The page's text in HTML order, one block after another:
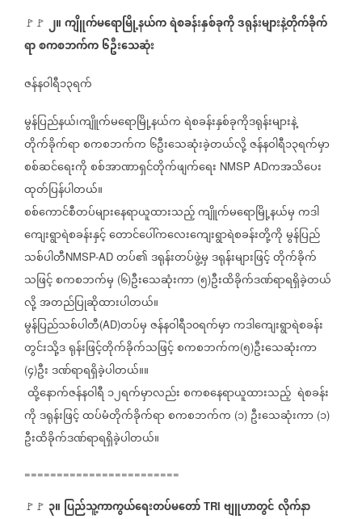
🚩🚩 ၂။ကျိူက်မရောမြို့နယ်ကရဲစခန်းနှစ်ခုကိုဒရုန်းများနဲ့တိုက်ခိုက်
ရာစကစဘက်က၆ဦးသေဆုံး
ဇန်နဝါရီ၁၃ရက်
မွန်ပြည်နယ်၊ကျိူက်မရောမြို့နယ်ကရဲစခန်းနှစ်ခုကိုဒရုန်းများနဲ့
တိုက်ခိုက်ရာစကစဘက်က ၆ဦးသေဆုံးခဲ့တယ်လို့ဇန်နဝါရီ၁၃ရက်မှာ
စစ်ဆင်ရေးကိုစစ်အာဏာရှင်တိုက်ဖျက်ရေး NMSP ADကအသိပေး
ထုတ်ပြန်ပါတယ်။
စစ်ကောင်စီတပ်များနေရာယူထားသည့်ကျိူက်မရောမြို့နယ်မှကဒါ
ကျေးရွာရဲစခန်းနှင့်တောင်ပေါ်ကလေးကျေးရွာရဲစခန်းတို့ကိုမွန်ပြည်
သစ်ပါတီNMSP-AD တပ်၏ဒရုန်းတပ်ဖွဲ့မှဒရုန်းများဖြင့်တိုက်ခိုက်
သဖြင့်စကစဘက်မှ (၆)ဦးသေဆုံးကာ (၅)ဦးထိခိုက်ဒဏ်ရာရရှိခဲ့တယ်
လို့အတည်ပြုဆိုထားပါတယ်။
မွန်ပြည်သစ်ပါတီ(AD)တပ်မှဇန်နဝါရီ၁၀ရက်မှာကဒါကျေးရွာရဲစခန်း
တွင်းသို့ဒရုန်းဖြင့်တိုက်ခိုက်သဖြင့်စကစဘက်က(၅)ဦးသေဆုံးကာ
(၄)ဦးဒဏ်ရာရရှိခဲ့ပါတယ်။။
ထို့နောက်ဇန်နဝါရီ ၁၂ရက်မှာလည်းစကစနေရာယူထားသည့် ရဲစခန်း
ကိုဒရုန်းဖြင့်ထပ်မံတိုက်ခိုက်ရာစကစဘက်က (၁) ဦးသေဆုံးကာ (၁)
ဦးထိခိုက်ဒဏ်ရာရရှိခဲ့ပါတယ်။
========================
🚩🚩 ၃။ ပြည်သူ့ကာကွယ်ရေးတပ်မတော် TRI ဗျူဟာတွင်လိုက်နာ